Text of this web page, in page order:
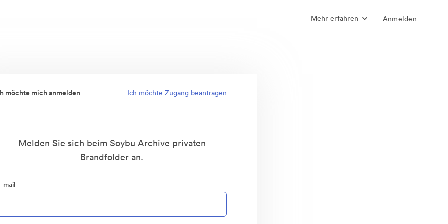
Mehr erfahren Anmelden
möchte mich anmelden Ich möchte Zugang beantragen
Melden Sie sich beim Soybu Archive privaten
Brandfolder an.
mail